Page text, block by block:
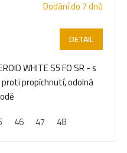
Dodání do 7 dnů
DETAIL
WHITE S5 FO SR - s
propíchnutí, odolná
46 47 48